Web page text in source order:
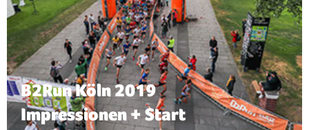
B2Run Köln 2019
Impressionen + Start